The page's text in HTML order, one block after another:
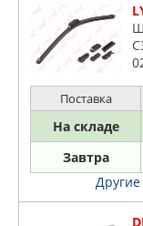
Поставка
На складе
Завтра